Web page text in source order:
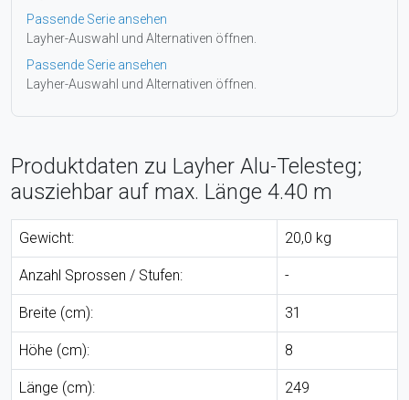
Passende Serie ansehen
Layher-Auswahl und Alternativen öffnen.
Passende Serie ansehen
Layher-Auswahl und Alternativen öffnen.
Produktdaten zu Layher Alu-Telesteg;
ausziehbar auf max. Länge 4.40 m
Gewicht: 20,0 kg
Anzahl Sprossen / Stufen: -
Breite (cm): 31
Höhe (cm): 8
Länge (cm): 249